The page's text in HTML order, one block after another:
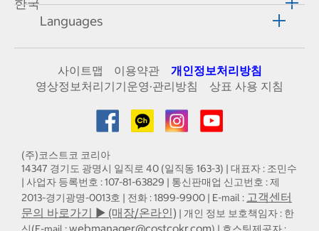
Languages
사이트맵 이용약관
개인정보처리방침
영상정보처리기기운영·관리방침
상표 사용 지침
(주)코스트코 코리아
14347 경기도 광명시 일직로 40 (일직동 163-3) | 대표자 : 조민수
| 사업자 등록번호 : 107-81-63829 | 통신판매업 신고번호 : 제
2013-경기광명-0013호 | 전화 : 1899-9900 | E-mail : 고객센터
문의 바로가기 ▶ (매장/온라인) | 개인 정보 보호책임자 : 한
webmanager@costcokr.com